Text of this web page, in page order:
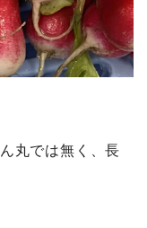
丸では無く、長